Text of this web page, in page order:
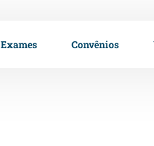
Exames Convênios